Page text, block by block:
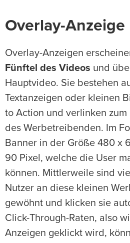
Overlay-Anzeige
Overlay-Anzeigen
Fünftel des Videos und
Hauptvideo. Sie bestehen
Textanzeigen oder kleinen
to Action und verlinken
des Werbetreibenden. Im
Banner in der Größe 480 x
90 Pixel, welche die User
können. Mittlerweile sind
Nutzer an diese kleinen
gewöhnt und klicken sie
Click-Through-Raten, also
Anzeigen geklickt wird,